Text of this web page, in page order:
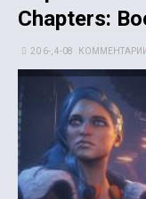
Chapters:
20 6-, 4-08